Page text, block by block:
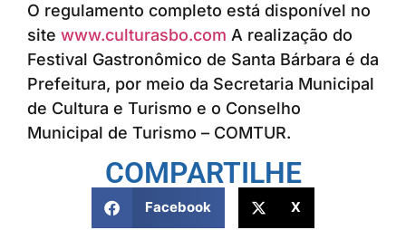
O regulamento completo está disponível no
site www.culturasbo.com A realização do
Festival Gastronômico de Santa Bárbara é da
Prefeitura, por meio da Secretaria Municipal
de Cultura e Turismo e o Conselho
Municipal de Turismo – COMTUR.
COMPARTILHE
Facebook X